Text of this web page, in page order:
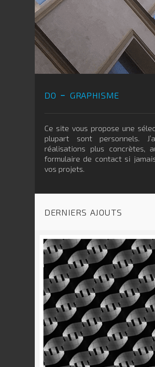
do - graphisme
Ce site vous propose une
plupart sont personnels.
réalisations plus concrètes,
formulaire de contact si
vos projets.
derniers ajouts